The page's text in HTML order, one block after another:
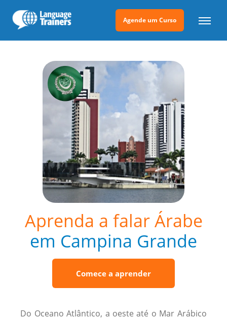
Agende um Curso
Aprenda a falar Árabe
em Campina Grande
Comece a aprender
Do Oceano Atlântico, a oeste até o Mar Arábico